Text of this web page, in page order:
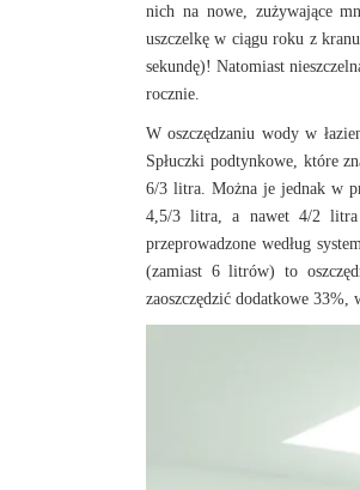
nich na nowe, zużywające
uszczelkę w ciągu roku z
sekundę)! Natomiast
rocznie.
W oszczędzaniu wody w
Spłuczki podtynkowe, które
6/3 litra. Można je jednak w
4,5/3 litra, a nawet 4/2 litra
przeprowadzone według
(zamiast 6 litrów) to
zaoszczędzić dodatkowe 33%,